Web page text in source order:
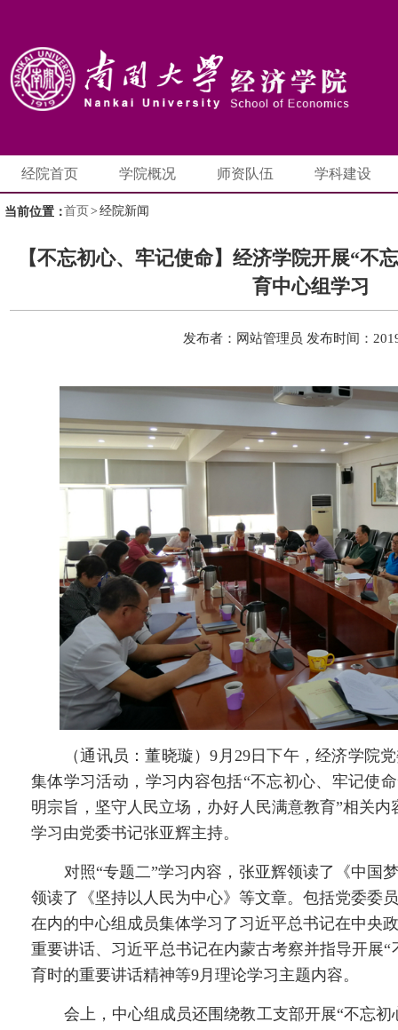
经院首页 学院概况 师资队伍 学科建设
当前位置：首页 > 经院新闻
【不忘初心、牢记使命】经济学院开展“不
育中心组学习
发布者：网站管理员 发布时间：
（通讯员：董晓璇）9月29日下午，经济学院
集体学习活动 ， 学习内容包括“不忘初心、牢记使
明宗旨，坚守人民立场，办好人民满意教育”相关内
学习由党委书记张亚辉主持。
对照“专题二”学习内容，张亚辉领读了《中国
领读了《坚持以人民为中心》等文章。包括党委委
在内的中心组成员集体学习了习近平总书记在中央
重要讲话、习近平总书记在内蒙古考察并指导开展
育时的重要讲话精神等9月理论学习主题内容。
会上，中心组成员还围绕教工支部开展“不忘初